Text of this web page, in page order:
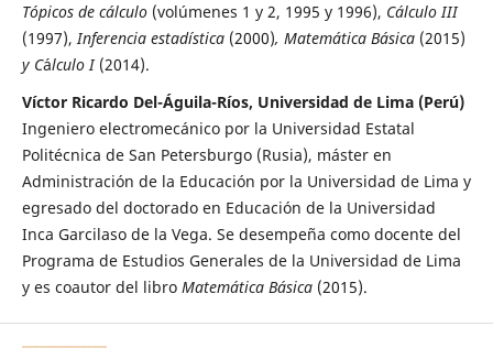
Tópicos de cálculo (volúmenes 1 y 2, 1995 y 1996), Cálculo III
(1997),Inferencia estadística (2000), Matemática Básica (2015)
y Cálculo I (2014).
Víctor Ricardo Del-Águila-Ríos, Universidad de Lima (Perú)
Ingeniero electromecánico por la Universidad Estatal
Politécnica de San Petersburgo (Rusia), máster en
Administración de la Educación por la Universidad de Lima y
egresado del doctorado en Educación de la Universidad
Inca Garcilaso de la Vega. Se desempeña como docente del
Programa de Estudios Generales de la Universidad de Lima
y es coautor del libro Matemática Básica (2015).